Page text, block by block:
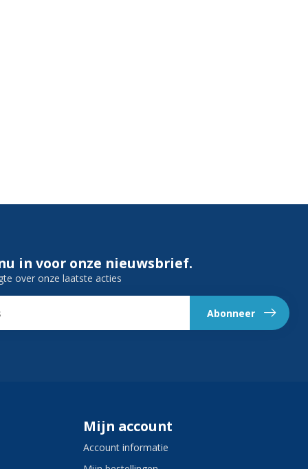
in voor onze nieuwsbrief.
over onze laatste acties
Abonneer
Mijn account
Account informatie